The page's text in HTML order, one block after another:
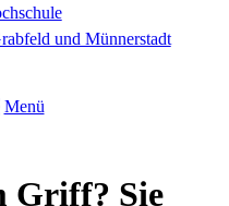
und Münnerstadt
Menü
Griff? Sie